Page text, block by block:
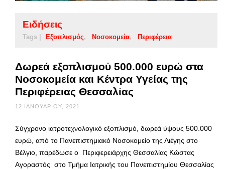
Ειδήσεις
Tags | Εξοπλισμός Νοσοκομεία Περιφέρεια
Δωρεά εξοπλισμού 500.000 ευρώ στα
Νοσοκομεία και Κέντρα Υγείας της
Περιφέρειας Θεσσαλίας
12 ΙΑΝΟΥΑΡΊΟΥ, 2021
Σύγχρονο ιατροτεχνολογικό εξοπλισμό, δωρεά ύψους 500.000
ευρώ, από το Πανεπιστημιακό Νοσοκομείο της Λιέγης στο
Βέλγιο, παρέδωσε ο Περιφερειάρχης Θεσσαλίας Κώστας
Αγοραστός στο Τμήμα Ιατρικής του Πανεπιστημίου Θεσσαλίας